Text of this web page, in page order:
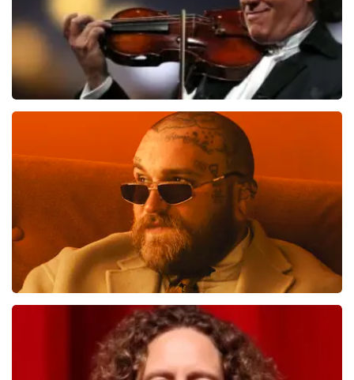
laatste 30 minuten
BESTEL NU
Teddy Swims
laatste 30 minuten
BESTEL NU